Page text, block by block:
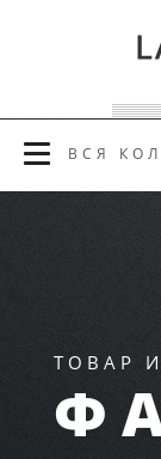
ВСЯ
ТОВАР